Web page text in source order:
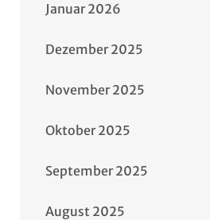
Januar 2026
Dezember 2025
November 2025
Oktober 2025
September 2025
August 2025